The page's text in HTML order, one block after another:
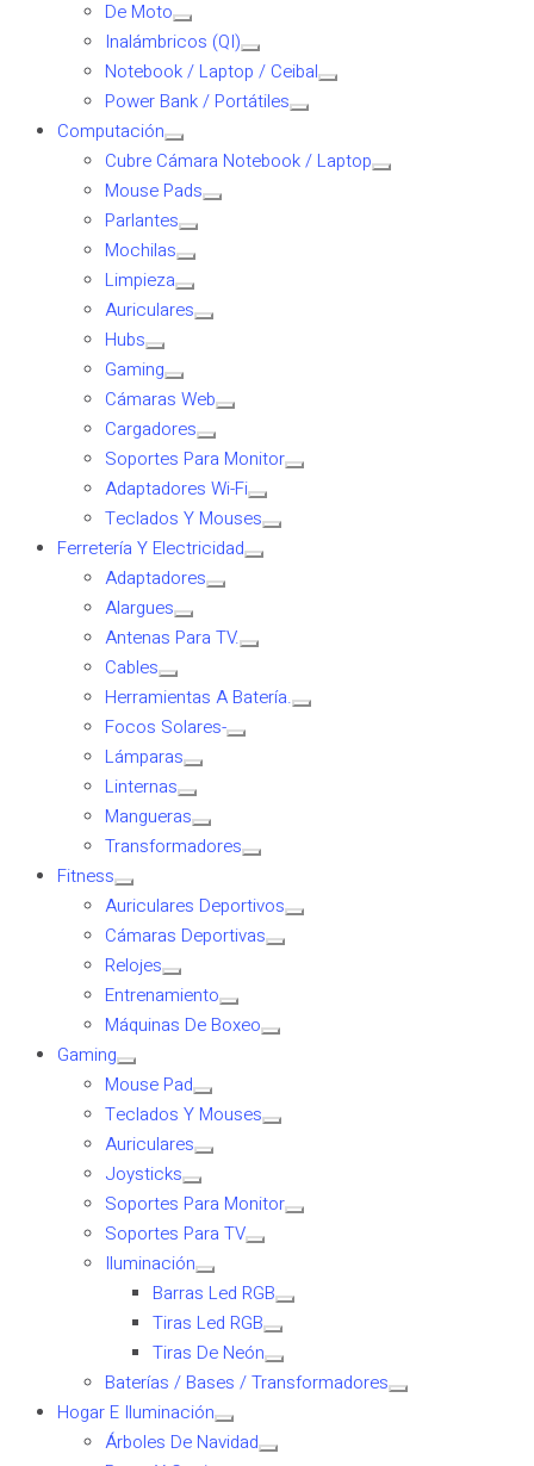
De Moto
Inalámbricos (QI)
Notebook / Laptop / Ceibal
Power Bank / Portátiles
Computación
Cubre Cámara Notebook / Laptop
Mouse Pads
Parlantes
Mochilas
Limpieza
Auriculares
Hubs
Gaming
Cámaras Web
Cargadores
Soportes Para Monitor
Adaptadores Wi-Fi
Teclados Y Mouses
Ferretería Y Electricidad
Adaptadores
Alargues
Antenas Para TV.
Cables
Herramientas A Batería.
Focos Solares-
Lámparas
Linternas
Mangueras
Transformadores
Fitness
Auriculares Deportivos
Cámaras Deportivas
Relojes
Entrenamiento
Máquinas De Boxeo
Gaming
Mouse Pad
Teclados Y Mouses
Auriculares
Joysticks
Soportes Para Monitor
Soportes Para TV
Iluminación
Barras Led RGB
Tiras Led RGB
Tiras De Neón
Baterías / Bases / Transformadores
Hogar E Iluminación
Árboles De Navidad